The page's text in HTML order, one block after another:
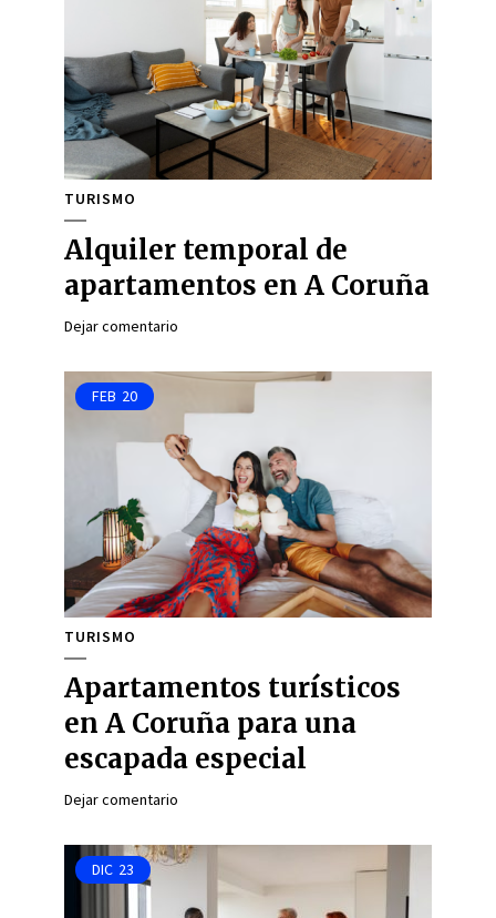
TURISMO
Alquiler temporal de
apartamentos en A Coruña
Dejar comentario
FEB 20
TURISMO
Apartamentos turísticos
en A Coruña para una
escapada especial
Dejar comentario
DIC 23